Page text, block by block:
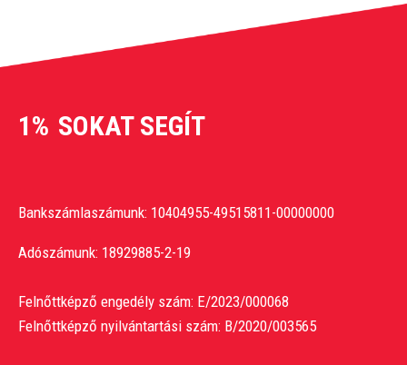
1% SOKAT SEGÍT
Bankszámlaszámunk: 10404955-49515811-00000000
Adószámunk: 18929885-2-19
Felnőttképző engedély szám: E/2023/000068
Felnőttképző nyilvántartási szám: B/2020/003565